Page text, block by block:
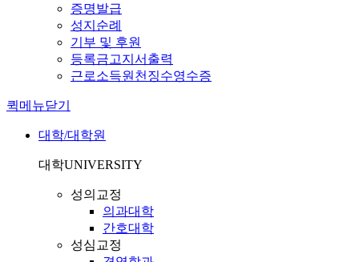
증명발급
성지순례
기부 및 후원
등록금고지서출력
근로소득원천징수영수증
퀵메뉴닫기
대학/대학원
대학UNIVERSITY
성의교정
의과대학
간호대학
성심교정